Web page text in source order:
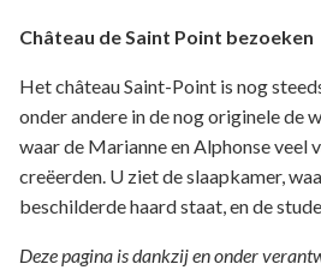
Château de Saint Point bezoeken
Het château Saint-Point is nog
onder andere in de nog originele de
waar de Marianne en Alphonse veel
creëerden. U ziet de slaapkamer,
beschilderde haard staat, en de
Deze pagina is dankzij en onder